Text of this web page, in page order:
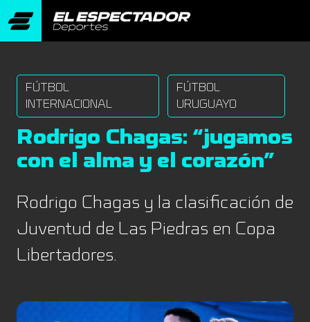
FÚTBOL
INTERNACIONAL
FÚTBOL
URUGUAYO
Rodrigo Chagas: “jugamos
con el alma y el corazón”
Rodrigo Chagas y la clasificación de
Juventud de Las Piedras en Copa
Libertadores.